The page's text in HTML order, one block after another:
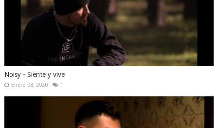
Noisy - Siente y vive
Enero 08, 2020 1